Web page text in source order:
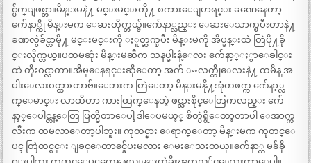
င္ပ်က္ျဖစ္တာ။မိန္းမနဲ႔ မင္းမင္းတို႔ စကားေျပာရင္း ခဏေနေတာ့
က်ေနာ္ကို မိန္းမက ေဆးတိုက္တယ္ဗ်။က်ေနာ္လည္း ေဆးေသာက္ၿပီးတာနဲ႔
ခဏလွဲခ်င္တာမို႔ မင္းမင္းကို ႏူတ္ဆက္ၿပီး မိန္းမကို အိပ္ခန္းထဲ တြဲပို႔ခို
င္းလိုက္တယ္။ပထမဆုံး မိန္းမဆီက သနပ္ခါးနံ့ေလး က်ေနာ့္ႏွာေခါင္း
ထဲ တိုးဝင္လာတာ။အိမ္ေနရင္းဆိုေတာ့ အက် ႌလက္တိုေလးနဲ႔ ထမိန္ အ
ပါးေလးဝတ္ထားတာဗ်။ေဘးက တြဲေတာ့ မိန္းမနို႔အုံတဖက္က က်ေနာ့္လ
က္ေမာင္း လာထိတာ ကားထြက္ေနတဲ့ ဖင္သားစိုင္ေတြကလည္း က်ေ
နာ့္ေပါင္တန္ေတြ ပြတ္မိတာေပါ့ ဒါေပမယ့္ စိတ္ပဲရွိေတာ့တာပါ ေအာက္က
လီးက ထမလာေတာ့ပါဘူး။ ကုတင္နား ေရာက္ေတာ့ မိန္းမက ကုတင္ေ
ပၚ တြဲတင္ရင္း ျခင္ေထာင္ခ်ေပးမလား ေမးေသးတယ္။က်ေနာ္က မခ်ခို